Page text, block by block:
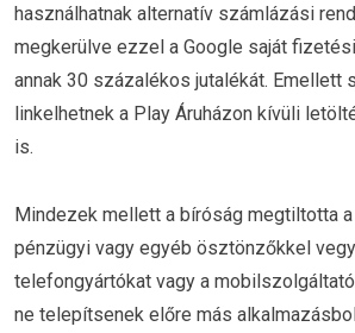
használhatnak alternatív számlázási
megkerülve ezzel a Google saját
annak 30 százalékos jutalékát. Emellett
linkelhetnek a Play Áruházon kívüli
is.
Mindezek mellett a bíróság megtiltotta
pénzügyi vagy egyéb ösztönzőkkel
telefongyártókat vagy a
ne telepítsenek előre más